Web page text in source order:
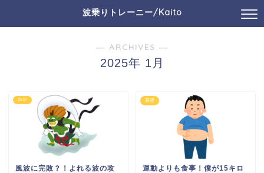
波乗りトレーニー/Kaito
― ARCHIVES ―
2025年 1月
SUP
風波に完敗？！よれる波の攻
基礎
運動よりも食事！僕が15キロ